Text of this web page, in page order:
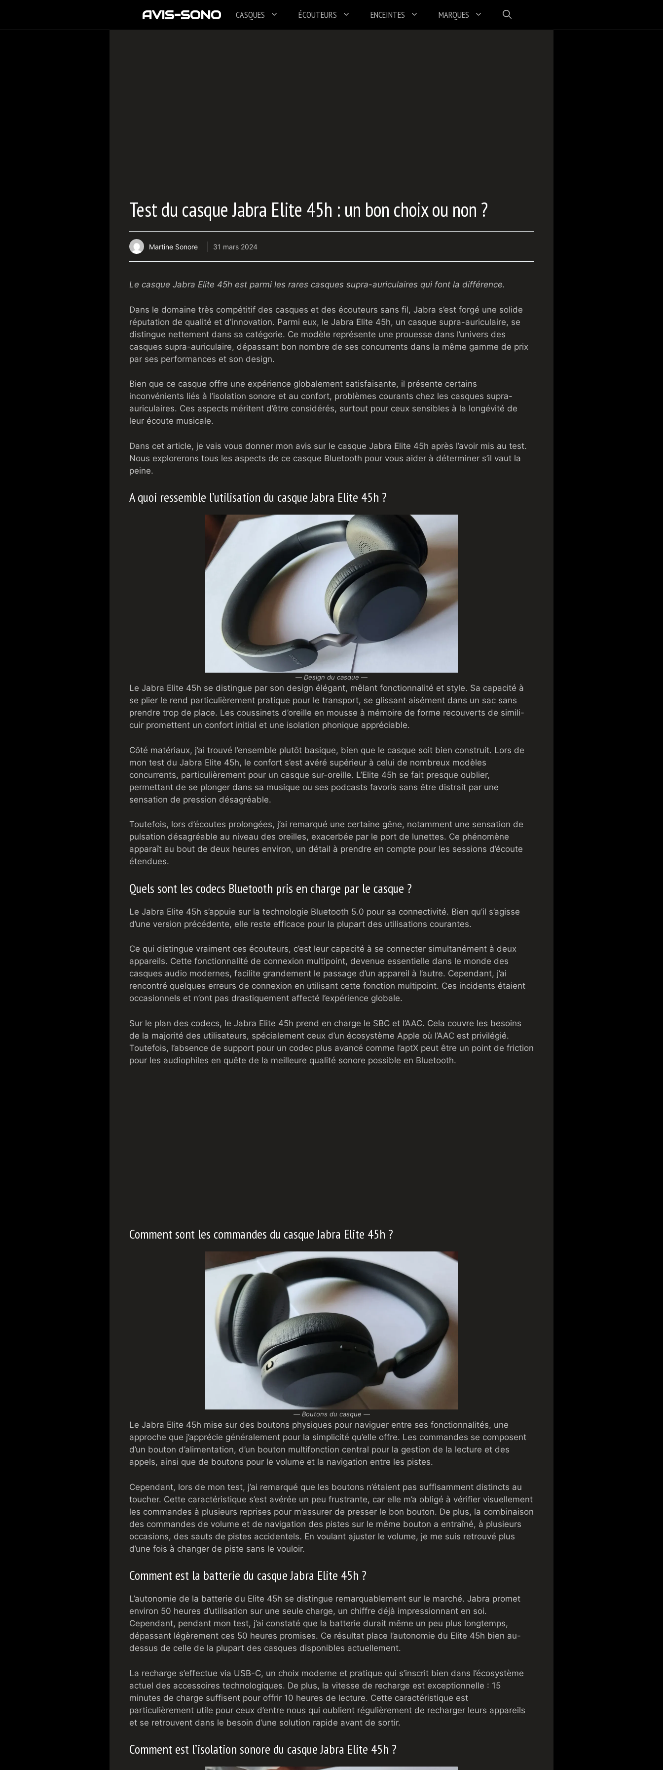
contenu
AVIS-SONO CASQUES ÉCOUTEURS ENCEINTES MARQUES
Test du casque Jabra Elite 45h : un bon choix ou non ?
Martine Sonore 31 mars 2024
Le casque Jabra Elite 45h est parmi les rares casques supra-auriculaires qui font la différence.
Dans le domaine très compétitif des casques et des écouteurs sans fil, Jabra s’est forgé une solide
réputation de qualité et d’innovation. Parmi eux, le Jabra Elite 45h, un casque supra-auriculaire, se
distingue nettement dans sa catégorie. Ce modèle représente une prouesse dans l’univers des
casques supra-auriculaire, dépassant bon nombre de ses concurrents dans la même gamme de prix
par ses performances et son design.
Bien que ce casque offre une expérience globalement satisfaisante, il présente certains
inconvénients liés à l’isolation sonore et au confort, problèmes courants chez les casques supra-
auriculaires. Ces aspects méritent d’être considérés, surtout pour ceux sensibles à la longévité de
leur écoute musicale.
Dans cet article, je vais vous donner mon avis sur le casque Jabra Elite 45h après l’avoir mis au test.
Nous explorerons tous les aspects de ce casque Bluetooth pour vous aider à déterminer s’il vaut la
peine.
A quoi ressemble l’utilisation du casque Jabra Elite 45h ?
— Design du casque —
Le Jabra Elite 45h se distingue par son design élégant, mêlant fonctionnalité et style. Sa capacité à
se plier le rend particulièrement pratique pour le transport, se glissant aisément dans un sac sans
prendre trop de place. Les coussinets d’oreille en mousse à mémoire de forme recouverts de simili-
cuir promettent un confort initial et une isolation phonique appréciable.
Côté matériaux, j’ai trouvé l’ensemble plutôt basique, bien que le casque soit bien construit. Lors de
mon test du Jabra Elite 45h, le confort s’est avéré supérieur à celui de nombreux modèles
concurrents, particulièrement pour un casque sur-oreille. L’Elite 45h se fait presque oublier,
permettant de se plonger dans sa musique ou ses podcasts favoris sans être distrait par une
sensation de pression désagréable.
Toutefois, lors d’écoutes prolongées, j’ai remarqué une certaine gêne, notamment une sensation de
pulsation désagréable au niveau des oreilles, exacerbée par le port de lunettes. Ce phénomène
apparaît au bout de deux heures environ, un détail à prendre en compte pour les sessions d’écoute
étendues.
Quels sont les codecs Bluetooth pris en charge par le casque ?
Le Jabra Elite 45h s’appuie sur la technologie Bluetooth 5.0 pour sa connectivité. Bien qu’il s’agisse
d’une version précédente, elle reste efficace pour la plupart des utilisations courantes.
Ce qui distingue vraiment ces écouteurs, c’est leur capacité à se connecter simultanément à deux
appareils. Cette fonctionnalité de connexion multipoint, devenue essentielle dans le monde des
casques audio modernes, facilite grandement le passage d’un appareil à l’autre. Cependant, j’ai
rencontré quelques erreurs de connexion en utilisant cette fonction multipoint. Ces incidents étaient
occasionnels et n’ont pas drastiquement affecté l’expérience globale.
Sur le plan des codecs, le Jabra Elite 45h prend en charge le SBC et l’AAC. Cela couvre les besoins
de la majorité des utilisateurs, spécialement ceux d’un écosystème Apple où l’AAC est privilégié.
Toutefois, l’absence de support pour un codec plus avancé comme l’aptX peut être un point de friction
pour les audiophiles en quête de la meilleure qualité sonore possible en Bluetooth.
Comment sont les commandes du casque Jabra Elite 45h ?
— Boutons du casque —
Le Jabra Elite 45h mise sur des boutons physiques pour naviguer entre ses fonctionnalités, une
approche que j’apprécie généralement pour la simplicité qu’elle offre. Les commandes se composent
d’un bouton d’alimentation, d’un bouton multifonction central pour la gestion de la lecture et des
appels, ainsi que de boutons pour le volume et la navigation entre les pistes.
Cependant, lors de mon test, j’ai remarqué que les boutons n’étaient pas suffisamment distincts au
toucher. Cette caractéristique s’est avérée un peu frustrante, car elle m’a obligé à vérifier visuellement
les commandes à plusieurs reprises pour m’assurer de presser le bon bouton. De plus, la combinaison
des commandes de volume et de navigation des pistes sur le même bouton a entraîné, à plusieurs
occasions, des sauts de pistes accidentels. En voulant ajuster le volume, je me suis retrouvé plus
d’une fois à changer de piste sans le vouloir.
Comment est la batterie du casque Jabra Elite 45h ?
L’autonomie de la batterie du Elite 45h se distingue remarquablement sur le marché. Jabra promet
environ 50 heures d’utilisation sur une seule charge, un chiffre déjà impressionnant en soi.
Cependant, pendant mon test, j’ai constaté que la batterie durait même un peu plus longtemps,
dépassant légèrement ces 50 heures promises. Ce résultat place l’autonomie du Elite 45h bien au-
dessus de celle de la plupart des casques disponibles actuellement.
La recharge s’effectue via USB-C, un choix moderne et pratique qui s’inscrit bien dans l’écosystème
actuel des accessoires technologiques. De plus, la vitesse de recharge est exceptionnelle : 15
minutes de charge suffisent pour offrir 10 heures de lecture. Cette caractéristique est
particulièrement utile pour ceux d’entre nous qui oublient régulièrement de recharger leurs appareils
et se retrouvent dans le besoin d’une solution rapide avant de sortir.
Comment est l’isolation sonore du casque Jabra Elite 45h ?